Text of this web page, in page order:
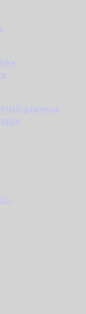
plamena